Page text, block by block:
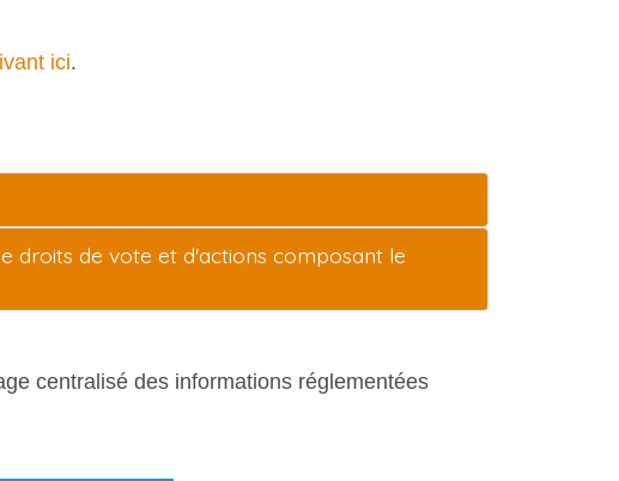
ici.
droits de vote et d'actions composant le
centralisé des informations réglementées